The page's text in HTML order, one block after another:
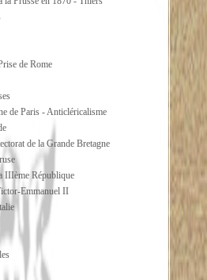
de Rome
de Paris - Anticléricalisme
de la Grande Bretagne
IIIème République
Emmanuel II